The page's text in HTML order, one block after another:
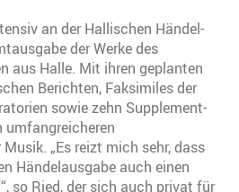
an der Hallischen Händel-
der Werke des
aus Halle. Mit ihren geplanten
Berichten, Faksimiles der
sowie zehn Supplement-
umfangreicheren
„Es reizt mich sehr, dass
Händelausgabe auch einen
so Ried, der sich auch privat für